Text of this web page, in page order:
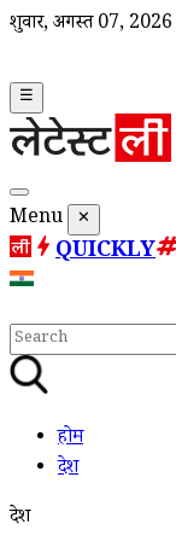
शुक्रवार, अगस्त 07, 2026
☰
Menu ✕
QUICKLY
होम
देश
देश